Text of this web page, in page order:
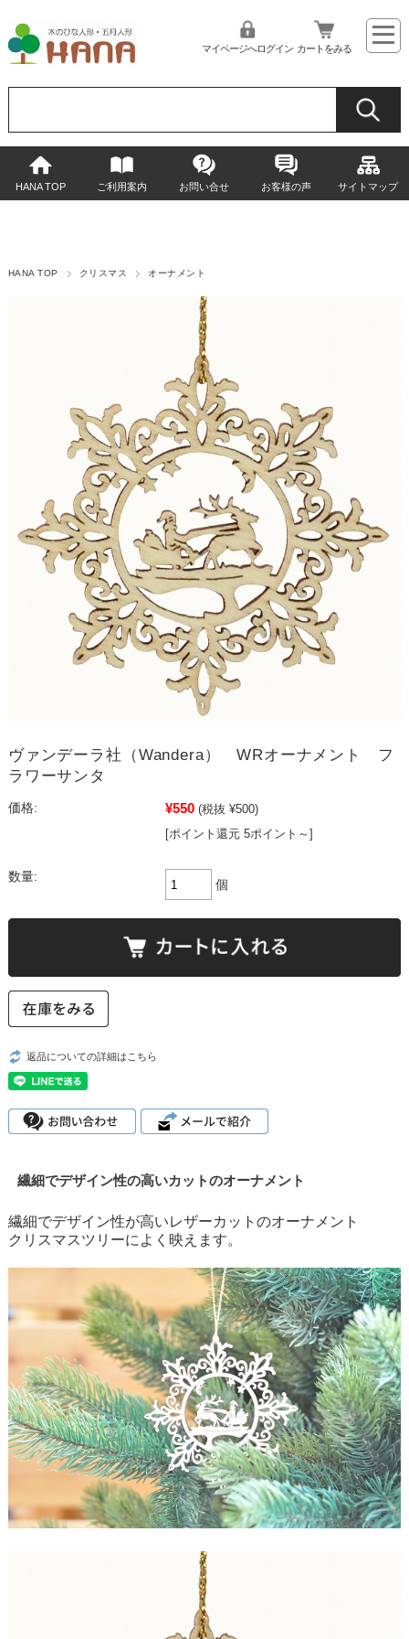
マイページへログイン カートをみる
HANA TOP ご利用案内 お問い合せ お客様の声 サイトマップ
HANA TOP クリスマス オーナメント
ヴァンデーラ社（Wandera） WRオーナメント フ
ラワーサンタ
価格: ¥550 (税抜 ¥500)
[ポイント還元 5ポイント～]
数量:
個
返品についての詳細はこちら
繊細でデザイン性の高いカットのオーナメント
繊細でデザイン性が高いレザーカットのオーナメント
クリスマスツリーによく映えます。